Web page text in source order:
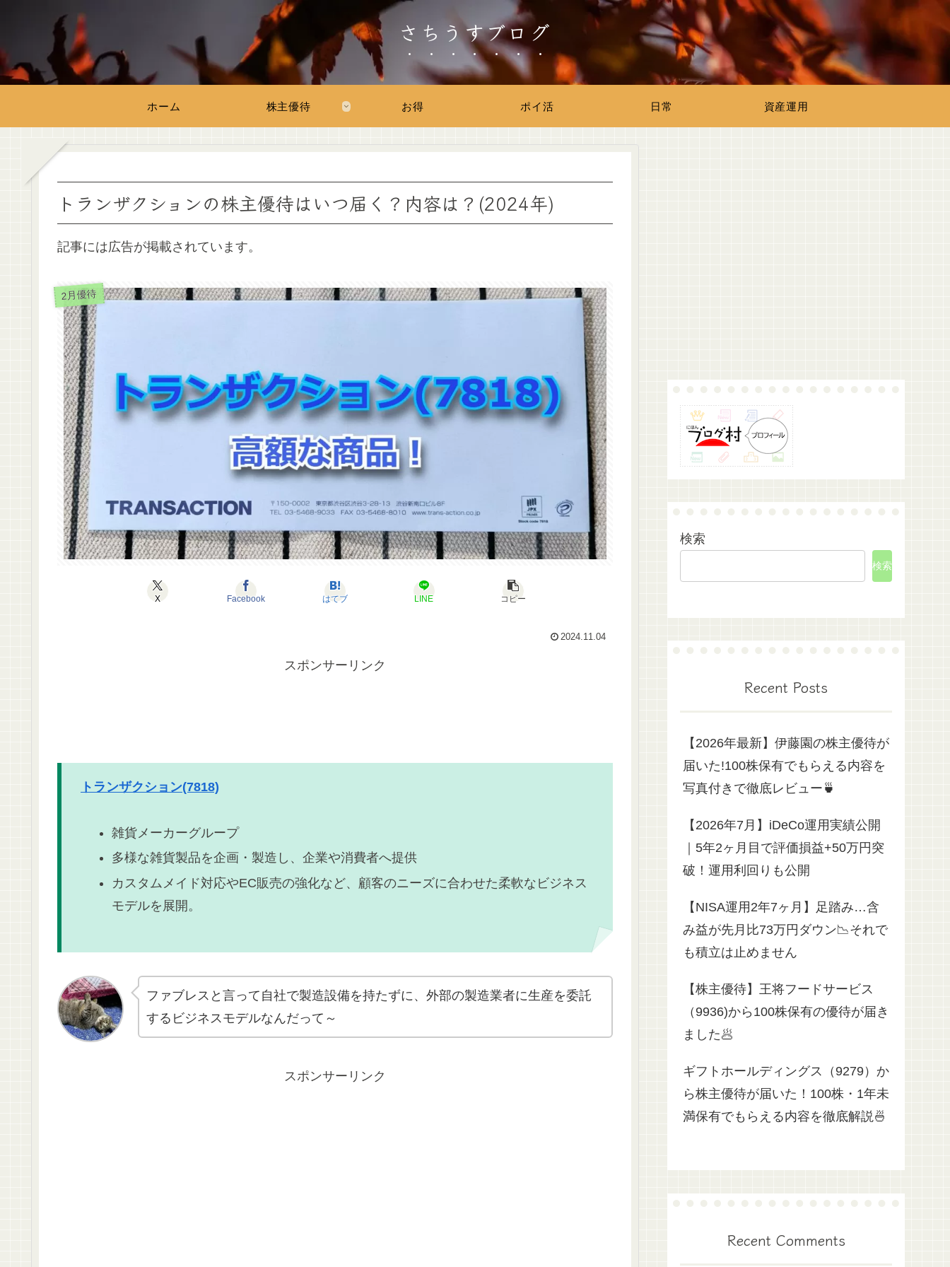
さちうすブログ
ホーム 株主優待 お得 ポイ活 日常 資産運用
トランザクションの株主優待はいつ届く？内容は？(2024年)
記事には広告が掲載されています。
2月優待
X Facebook はてブ LINE コピー
2024.11.04
スポンサーリンク
トランザクション(7818)
雑貨メーカーグループ
多様な雑貨製品を企画・製造し、企業や消費者へ提供
カスタムメイド対応やEC販売の強化など、顧客のニーズに合わせた柔軟なビジネス
モデルを展開。
ファブレスと言って自社で製造設備を持たずに、外部の製造業者に生産を委託
するビジネスモデルなんだって～
スポンサーリンク
検索
検索
Recent Posts
【2026年最新】伊藤園の株主優待が
届いた!100株保有でもらえる内容を
写真付きで徹底レビュー🍵
【2026年7月】iDeCo運用実績公開
｜5年2ヶ月目で評価損益+50万円突
破！運用利回りも公開
【NISA運用2年7ヶ月】足踏み…含
み益が先月比73万円ダウン📉それで
も積立は止めません
【株主優待】王将フードサービス
（9936)から100株保有の優待が届き
ました🥟
ギフトホールディングス（9279）か
ら株主優待が届いた！100株・1年未
満保有でもらえる内容を徹底解説🍜
Recent Comments